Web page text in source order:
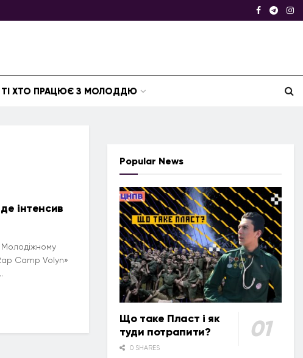
ТІ ХТО ПРАЦЮЄ З МОЛОДДЮ
інтенсив
Camp Volyn»
Popular News
Що таке Пласт і як
туди потрапити?
0 SHARES